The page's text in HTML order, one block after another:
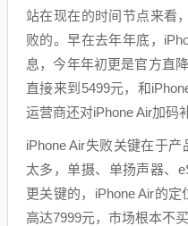
站在现在的时间节点来看
败的。早在去年年底，
息，今年年初更是官方直
直接来到5499元，和
运营商还对iPhone Air加码
iPhone Air失败关键在于
太多，单摄、单扬声器、
更关键的，iPhone Air的
高达7999元，市场根本不买